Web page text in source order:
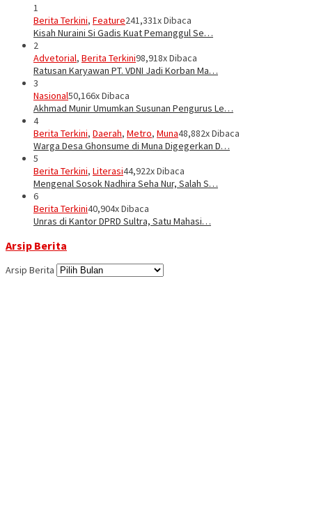
1
Berita Terkini, Feature241,331x Dibaca
Kisah Nuraini Si Gadis Kuat Pemanggul Se…
2
Advetorial, Berita Terkini98,918x Dibaca
Ratusan Karyawan PT. VDNI Jadi Korban Ma…
3
Nasional50,166x Dibaca
Akhmad Munir Umumkan Susunan Pengurus Le…
4
Berita Terkini, Daerah, Metro, Muna48,882x Dibaca
Warga Desa Ghonsume di Muna Digegerkan D…
5
Berita Terkini, Literasi44,922x Dibaca
Mengenal Sosok Nadhira Seha Nur, Salah S…
6
Berita Terkini40,904x Dibaca
Unras di Kantor DPRD Sultra, Satu Mahasi…
Arsip Berita
Arsip Berita